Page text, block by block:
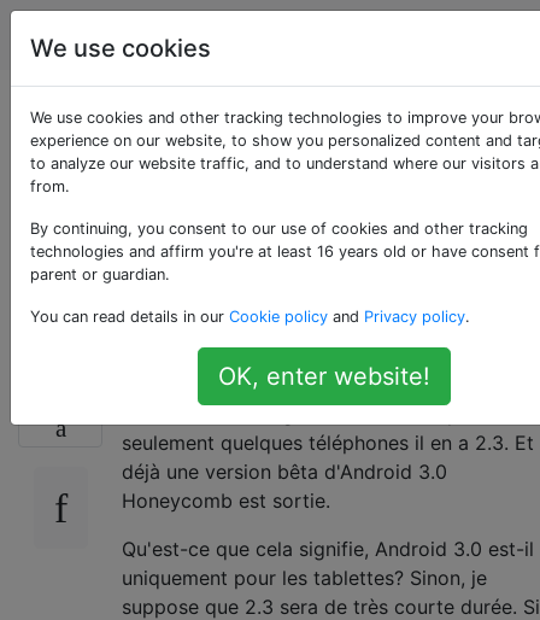
Android
Android 3.0
Honeycomb est-il
uniquement pour les
tablettes?
Il n'y a pas longtemps depuis la sortie
d'Android 2.3 Gingerbread et donc pour
seulement quelques téléphones il en a 2.3. Et
déjà une version bêta d'Android 3.0
Honeycomb est sortie.
Qu'est-ce que cela signifie, Android 3.0 est-il
uniquement pour les tablettes? Sinon, je
suppose que 2.3 sera de très courte durée. Si
We use cookies
We use cookies and other tracking technologies to improve your
experience on our website, to show you personalized content and
to analyze our website traffic, and to understand where our visitors
from.
By continuing, you consent to our use of cookies and other tracking
technologies and affirm you're at least 16 years old or have consent
parent or guardian.
You can read details in our Cookie policy and Privacy policy.
OK, enter website!